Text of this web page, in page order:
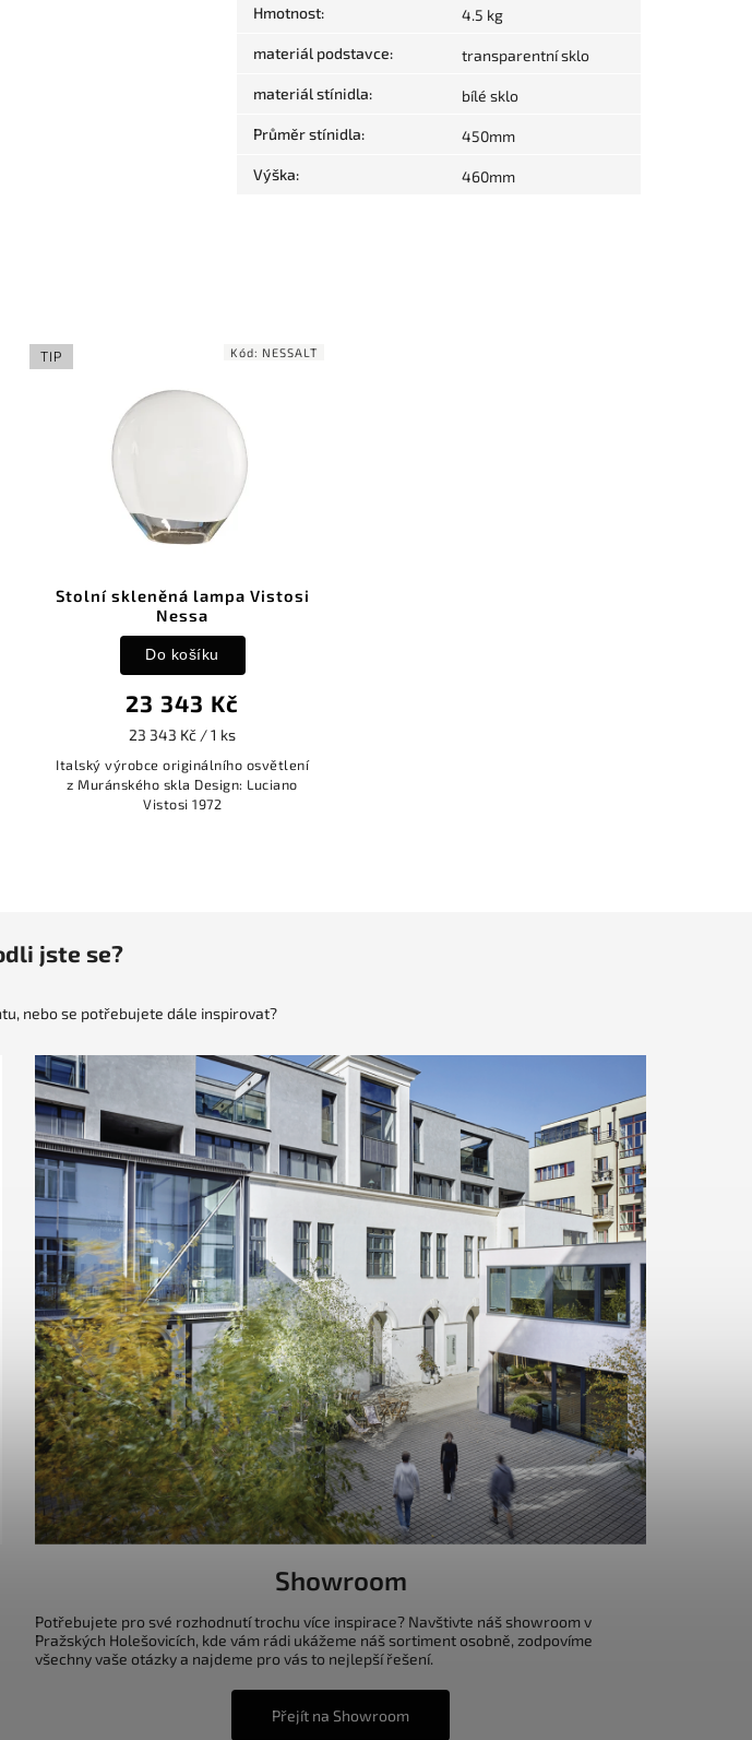
Hmotnost: 4.5 kg
materiál podstavce: transparentní sklo
materiál stínidla: bílé sklo
Průměr stínidla: 450mm
Výška: 460mm
TIP
Stolní skleněná lampa Vistosi
Nessa
23 343 Kč
23 343 Kč / 1 ks
Do košíku
Italský výrobce originálního osvětlení
z Muránského skla Design: Luciano
Vistosi 1972
Kód: NESSALT
jste se?
nebo se potřebujete dále inspirovat?
Showroom
Potřebujete pro své rozhodnutí trochu více inspirace? Navštivte náš showroom v
Pražských Holešovicích, kde vám rádi ukážeme náš sortiment osobně, zodpovíme
všechny vaše otázky a najdeme pro vás to nejlepší řešení.
Přejít na Showroom